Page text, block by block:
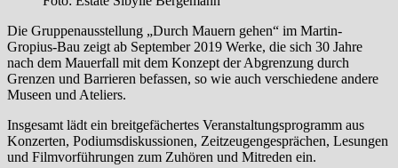
Die Gruppenausstellung „Durch Mauern gehen“ im Martin-
Gropius-Bau zeigt ab September 2019 Werke, die sich 30 Jahre
nach dem Mauerfall mit dem Konzept der Abgrenzung durch
Grenzen und Barrieren befassen, so wie auch verschiedene andere
Museen und Ateliers.
Insgesamt lädt ein breitgefächertes Veranstaltungsprogramm aus
Konzerten, Podiumsdiskussionen, Zeitzeugengesprächen, Lesungen
und Filmvorführungen zum Zuhören und Mitreden ein.